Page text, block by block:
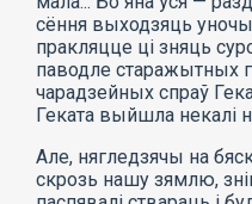
сёння выходзяць
пракляцце ці зняць
паводле старажытных
чарадзейных спраў
Геката выйшла некалі
Але, нягледзячы на
скрозь нашу зямлю,